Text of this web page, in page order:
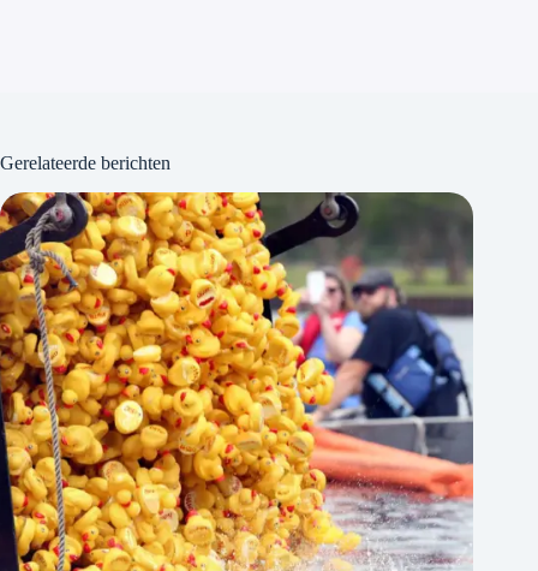
Gerelateerde berichten